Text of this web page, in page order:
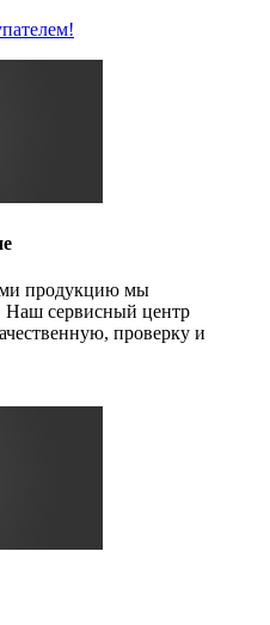
продукцию мы
Наш сервисный центр
проверку и